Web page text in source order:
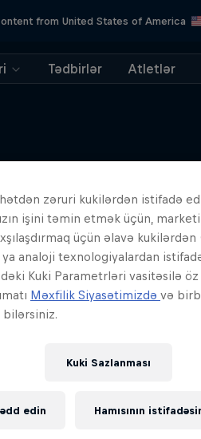
from United States of America
Tədbirlər Atletlər
Oxşar
zəruri kukilərdən istifadə edir.
işini təmin etmək üçün,
üçün əlavə
analoji texnologiyalardan
Kuki Parametrləri vasitəsilə öz
Məxfilik Siyasətimizdə və
Kuki Sazlanması
edin Hamısının